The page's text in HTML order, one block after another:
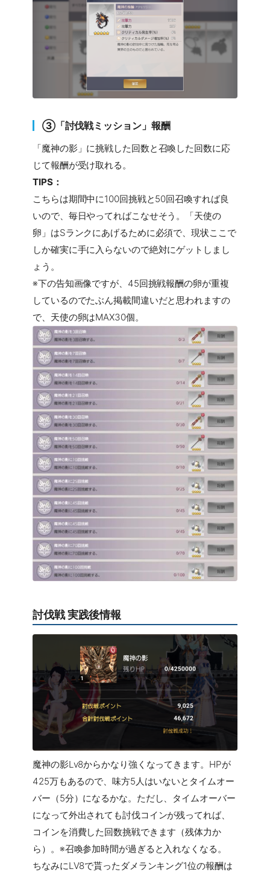
③「討伐戦ミッション」報酬
「魔神の影」に挑戦した回数と召喚した回数に応
じて報酬が受け取れる。
TIPS：
こちらは期間中に100回挑戦と50回召喚すれば良
いので、毎日やってればこなせそう。「天使の
卵」はSランクにあげるために必須で、現状ここで
しか確実に手に入らないので絶対にゲットしまし
ょう。
※下の告知画像ですが、45回挑戦報酬の卵が重複
しているのでたぶん掲載間違いだと思われますの
で、天使の卵はMAX30個。
討伐戦 実践後情報
魔神の影Lv8からかなり強くなってきます。HPが
425万もあるので、味方5人はいないとタイムオー
バー（5分）になるかな。ただし、タイムオーバー
になって外出されても討伐コインが残ってれば、
コインを消費した回数挑戦できます（残体力か
ら）。※召喚参加時間が過ぎると入れなくなる。
ちなみにLV8で貰ったダメランキング1位の報酬は